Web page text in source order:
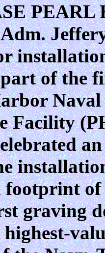
PEARL
of the
Facility
graving
highest-